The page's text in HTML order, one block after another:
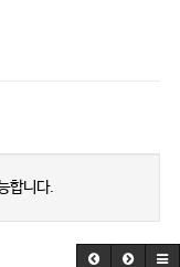
합니다.